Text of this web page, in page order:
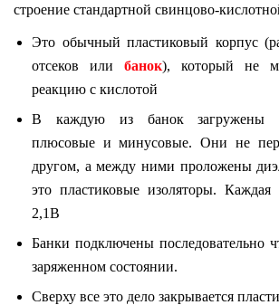
строение стандартной свинцово-
Это обычный пластиковый корпус
отсеков или банок), который не
реакцию с кислотой
В каждую из банок загружены
плюсовые и минусовые. Они не
другом, а между ними проложены
это пластиковые изоляторы. Каждая
2,1В
Банки подключены последовательно
заряженном состоянии.
Сверху все это дело закрывается